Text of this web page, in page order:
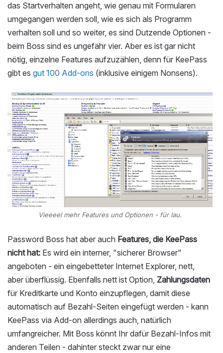
das Startverhalten angeht, wie genau mit Formularen
umgegangen werden soll, wie es sich als Programm
verhalten soll und so weiter, es sind Dutzende Optionen -
beim Boss sind es ungefähr vier. Aber es ist gar nicht
nötig, einzelne Features aufzuzählen, denn für KeePass
gibt es gut 100 Add-ons (inklusive einigem Nonsens).
Vieeeel mehr Features und Optionen - für lau.
Password Boss hat aber auch Features, die KeePass
nicht hat: Es wird ein interner, "sicherer Browser"
angeboten - ein eingebetteter Internet Explorer, nett,
aber überflüssig. Ebenfalls nett ist Option, Zahlungsdaten
für Kreditkarte und Konto einzupflegen, damit diese
automatisch auf Bezahl-Seiten eingefügt werden - kann
KeePass via Add-on allerdings auch, natürlich
umfangreicher. Mit Boss könnt Ihr dafür Bezahl-Infos mit
anderen Teilen - dahinter steckt zwar nur eine